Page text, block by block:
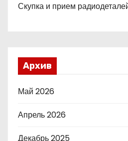
Скупка и прием
Архив
Май 2026
Апрель 2026
Декабрь 2025